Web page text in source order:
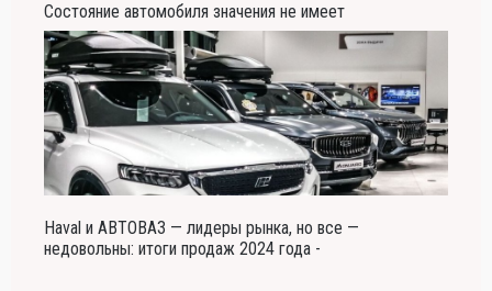
Состояние автомобиля значения не имеет
Haval и АВТОВАЗ — лидеры рынка, но все —
недовольны: итоги продаж 2024 года -